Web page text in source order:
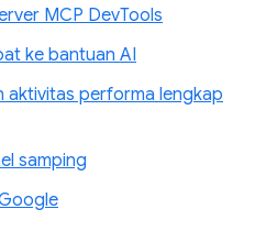
MCP DevTools
ke bantuan AI
aktivitas performa lengkap
samping